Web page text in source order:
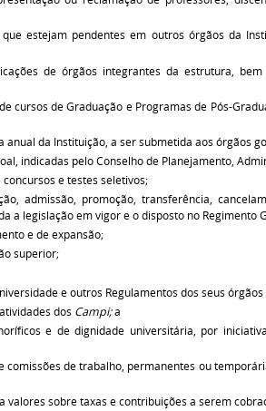
estejam pendentes em outros órgãos da
de órgãos integrantes da estrutura,
cursos de Graduação e Programas de Pós-
da Instituição, a ser submetida aos órgãos
indicadas pelo Conselho de Planejamento,
e testes seletivos;
admissão, promoção, transferência,
a legislação em vigor e o disposto no Regimento
e de expansão;
superior;
e outros Regulamentos dos seus
dos Campi;a
e de dignidade universitária, por
comissões de trabalho, permanentes ou
sobre taxas e contribuições a serem